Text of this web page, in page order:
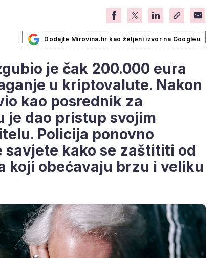
Dodajte Mirovina.hr kao željeni izvor na Googleu
je čak 200.000 eura
u kriptovalute. Nakon
kao posrednik za
je dao pristup svojim
Policija ponovno
savjete kako se zaštititi od
koji obećavaju brzu i veliku